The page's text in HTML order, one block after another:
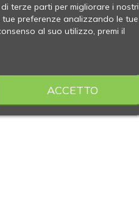
terze parti per migliorare i nostri
preferenze analizzando le tue
al suo utilizzo, premi il
ACCETTO